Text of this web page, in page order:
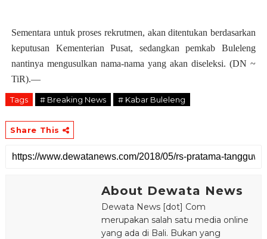
Sementara untuk proses rekrutmen, akan ditentukan berdasarkan
keputusan Kementerian Pusat, sedangkan pemkab Buleleng
nantinya mengusulkan nama-nama yang akan diseleksi. (DN ~
TiR).—
Tags # Breaking News # Kabar Buleleng
Share This
About Dewata News
Dewata News [dot] Com
merupakan salah satu media online
yang ada di Bali. Bukan yang